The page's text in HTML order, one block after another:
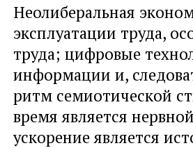
Неолиберальная
эксплуатации труда,
труда; цифровые
информации и,
ритм семиотической
время является
ускорение является